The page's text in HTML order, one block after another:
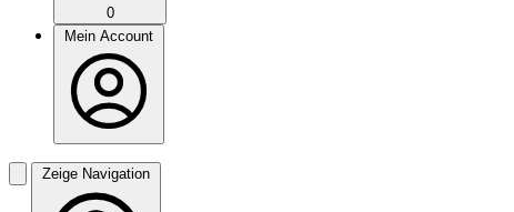
0
Mein Account
Zeige Navigation